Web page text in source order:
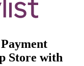
Store with